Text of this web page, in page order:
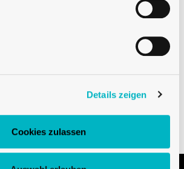
Details zeigen
Cookies zulassen